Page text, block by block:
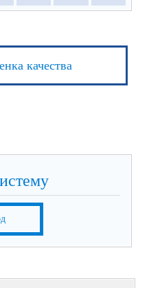
качества